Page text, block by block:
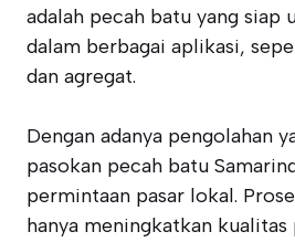
adalah pecah batu yang siap
dalam berbagai aplikasi,
dan agregat.
Dengan adanya pengolahan
pasokan pecah batu
permintaan pasar lokal.
hanya meningkatkan